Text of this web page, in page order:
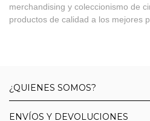
merchandising y coleccionismo de
productos de calidad a los mejores
¿QUIENES SOMOS?
ENVÍOS Y DEVOLUCIONES